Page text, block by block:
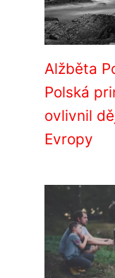
Alžběta
Polská
ovlivnil
Evropy